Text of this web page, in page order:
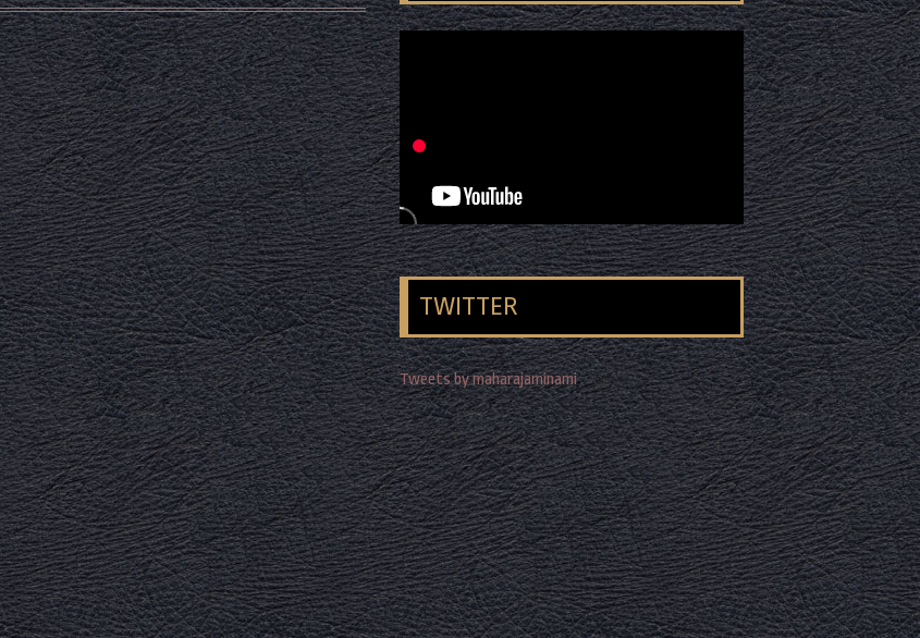
TWITTER
Tweets by maharajaminami